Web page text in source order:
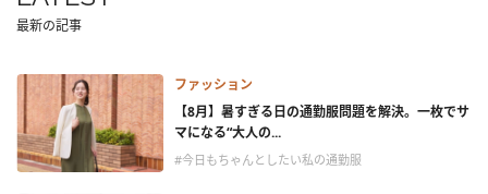
最新の記事
ファッション
【8月】暑すぎる日の通勤服問題を解決。一枚でサ
マになる“大人の...
#今日もちゃんとしたい私の通勤服